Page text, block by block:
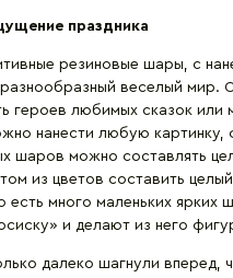
праздника
резиновые шары, с
веселый мир.
героев любимых сказок
нанести любую
шаров можно составлять
из цветов составить
много маленьких
и делают из него
далеко шагнули